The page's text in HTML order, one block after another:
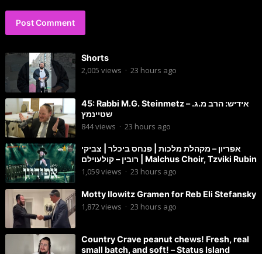
Shorts
2,005 views · 23 hours ago
45: Rabbi M.G. Steinmetz – אידיש: הרב מ.ג.
שטיינמץ
844views · 23 hours ago
אפריון – מקהלת מלכות | פנחס ביכלר | צביקי
רובין – קולעוילם | Malchus Choir, Tzviki Rubin
1,059views · 23 hours ago
Motty Ilowitz Gramen for Reb Eli Stefansky
1,872 views · 23 hours ago
Country Crave peanut chews! Fresh, real
small batch, and soft! – Status Island